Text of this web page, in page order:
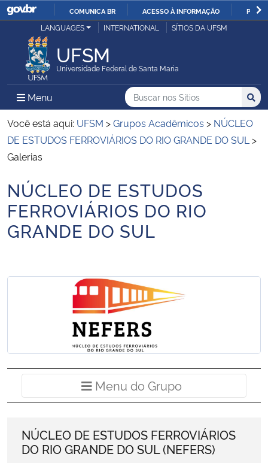
IR
COMUNICA BR ACESSO À INFORMAÇÃO
Ministério da Justiça e Segurança Pública
Ministério da Defesa
Ministério das Relações Exteriores
Ministério da Economia
Ministério da Infraestrutura
Ministério da Agricultura, Pecuária e Abastecimento
Ministério da Cidadania
Ministério de Minas e Energia
Ministério da Ciência, Tecnologia, Inovações e Comunicações
Ministério do Meio Ambiente
Ministério do Turismo
LANGUAGES INTERNATIONAL SÍTIOS DA UFSM
UFSM
Universidade Federal de Santa Maria
Menu Menu Principal do Sítio
Busca
Buscar no nos Sítios
Busca:
Você está aqui: UFSM >Grupos Acadêmicos > NÚCLEO
DE ESTUDOS FERROVIÁRIOS DO RIO GRANDE DO SUL >
Galerias
Início do conteúdo
NÚCLEO DE ESTUDOS
FERROVIÁRIOS DO RIO
GRANDE DO SUL
Menu do Grupo
NÚCLEO DE ESTUDOS FERROVIÁRIOS
DO RIO GRANDE DO SUL (NEFERS)